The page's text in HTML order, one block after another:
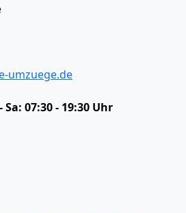
umzuege.de
Sa: 07:30 - 19:30 Uhr